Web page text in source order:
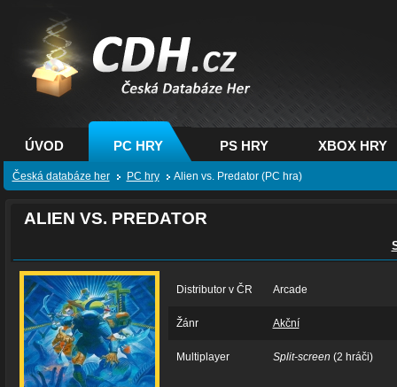
CDH.cz - hry na PC,
PS, XBOX - Česká
databáze her
ÚVOD PC HRY PS HRY XBOX HRY
Česká databáze her PC hry Alien vs. Predator (PC hra)
ALIEN VS. PREDATOR
Distributor v ČR Arcade
Žánr Akční
Multiplayer Split-screen (2 hráči)